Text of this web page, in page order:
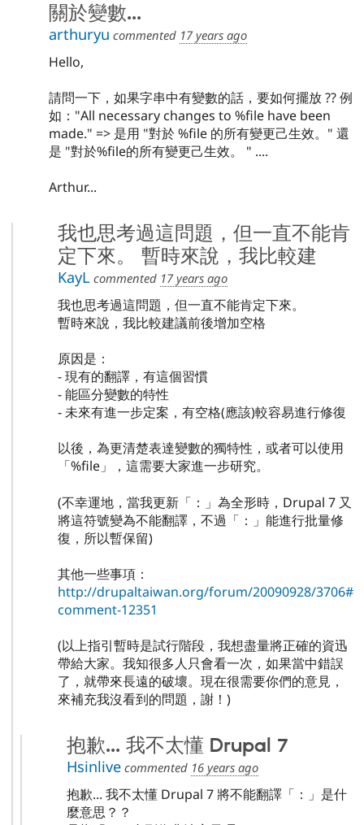
關於變數...
arthuryu commented 17 years ago
Hello,
請問一下，如果字串中有變數的話，要如何擺放 ?? 例
如："All necessary changes to %file have been
made." => 是用 "對於 %file 的所有變更己生效。" 還
是 "對於%file的所有變更己生效。 " ....
Arthur...
我也思考過這問題，但一直不能肯
定下來。 暫時來說，我比較建
KayL commented 17 years ago
我也思考過這問題，但一直不能肯定下來。
暫時來說，我比較建議前後增加空格
原因是：
- 現有的翻譯，有這個習慣
- 能區分變數的特性
- 未來有進一步定案，有空格(應該)較容易進行修復
以後，為更清楚表達變數的獨特性，或者可以使用
「%file」，這需要大家進一步研究。
(不幸運地，當我更新「：」為全形時，Drupal 7 又
將這符號變為不能翻譯，不過「：」能進行批量修
復，所以暫保留)
其他一些事項：
http://drupaltaiwan.org/forum/20090928/3706#
comment-12351
(以上指引暫時是試行階段，我想盡量將正確的資迅
帶給大家。我知很多人只會看一次，如果當中錯誤
了，就帶來長遠的破壞。現在很需要你們的意見，
來補充我沒看到的問題，謝！)
抱歉... 我不太懂 Drupal 7
Hsinlivecommented 16 years ago
抱歉... 我不太懂 Drupal 7 將不能翻譯「：」是什
麼意思？？